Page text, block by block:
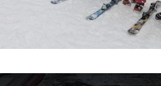
Realizujeme rekonstrukci požární
nádrže v Chloumku u Libice nad